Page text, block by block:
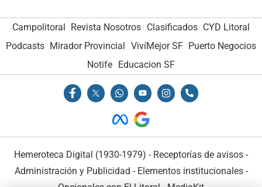
Campolitoral Revista Nosotros Clasificados CYD Litoral
Podcasts Mirador Provincial VivíMejor SF Puerto Negocios
Notife Educacion SF
Hemeroteca Digital (1930-1979) - Receptorías de avisos -
Administración y Publicidad - Elementos institucionales-